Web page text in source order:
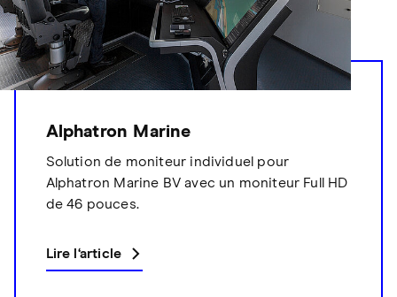
Alphatron Marine
Solution de moniteur individuel pour
Alphatron Marine BV avec un moniteur Full HD
de 46 pouces.
Lire l‘article